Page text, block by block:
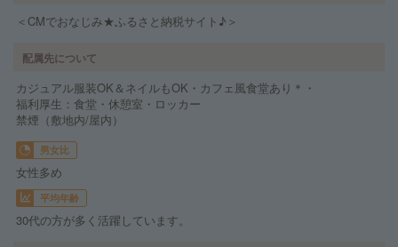
＜CMでおなじみ★ふるさと納税サイト♪＞
配属先について
カジュアル服装OK＆ネイルもOK・カフェ風食堂あり＊・
福利厚生：食堂・休憩室・ロッカー
禁煙（敷地内/屋内）
男女比
女性多め
平均年齢
30代の方が多く活躍しています。